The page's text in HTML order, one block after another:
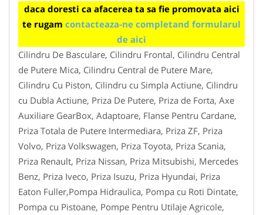
daca doresti ca afacerea ta sa fie promovata aici
te rugam contacteaza-ne completand formularul
de aici
Cilindru De Basculare, Cilindru Frontal, Cilindru Central
de Putere Mica, Cilindru Central de Putere Mare,
Cilindru Cu Piston, Cilindru cu Simpla Actiune, Cilindru
cu Dubla Actiune, Priza De Putere, Priza de Forta, Axe
Auxiliare GearBox, Adaptoare, Flanse Pentru Cardane,
Priza Totala de Putere Intermediara, Priza ZF, Priza
Volvo, Priza Volkswagen, Priza Toyota, Priza Scania,
Priza Renault, Priza Nissan, Priza Mitsubishi, Mercedes
Benz, Priza Iveco, Priza Isuzu, Priza Hyundai, Priza
Eaton Fuller,Pompa Hidraulica, Pompa cu Roti Dintate,
Pompa cu Pistoane, Pompe Pentru Utilaje Agricole,